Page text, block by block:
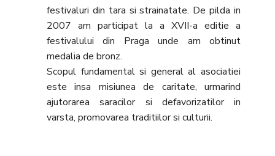
festivaluri din tara si strainatate. De pilda in
2007 am participat la a XVII-a editie a
festivalului din Praga unde am obtinut
medalia de bronz.
Scopul fundamental si general al asociatiei
este insa misiunea de caritate, urmarind
ajutorarea saracilor si defavorizatilor in
varsta, promovarea traditiilor si culturii.